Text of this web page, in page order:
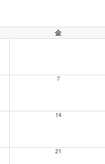
金
7
14
21